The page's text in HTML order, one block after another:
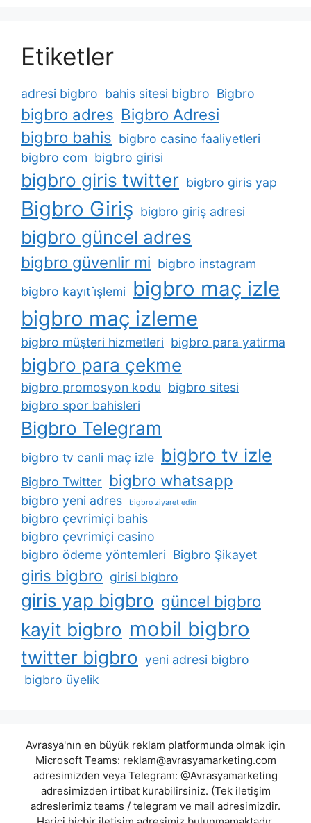
Etiketler
adresi bigbro bahis sitesi bigbro Bigbro
bigbro adres Bigbro Adresi
bigbro bahis bigbro casino faaliyetleri
bigbro com bigbro girisi
bigbro giris twitter bigbro giris yap
Bigbro Giriş bigbro giriş adresi
bigbro güncel adres
bigbro güvenlir mi bigbro instagram
bigbro kayıt i̇şlemi
bigbro maç izle
bigbro maç izleme
bigbro müşteri hizmetleri bigbro para yatirma
bigbro para çekme
bigbro promosyon kodu bigbro sitesi
bigbro spor bahisleri
Bigbro Telegram
bigbro tv canli maç izle bigbro tv izle
Bigbro Twitter bigbro whatsapp
bigbro yeni adres bigbro ziyaret edin
bigbro çevrimiçi bahis
bigbro çevrimiçi casino
bigbro ödeme yöntemleri Bigbro Şikayet
giris bigbro girisi bigbro
giris yap bigbro güncel bigbro
kayit bigbro mobil bigbro
twitter bigbro yeni adresi bigbro
bigbro üyelik
Avrasya'nın en büyük reklam platformunda olmak için
Microsoft Teams: reklam@avrasyamarketing.com
adresimizden veya Telegram: @Avrasyamarketing
adresimizden irtibat kurabilirsiniz. (Tek iletişim
adreslerimiz teams / telegram ve mail adresimizdir.